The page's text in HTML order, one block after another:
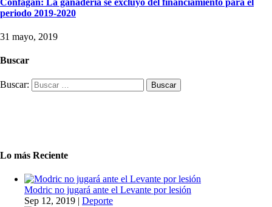
periodo 2019-2020
31 mayo, 2019
Buscar
Buscar:
Lo más Reciente
Modric no jugará ante el Levante por lesión
Sep 12, 2019 | Deporte